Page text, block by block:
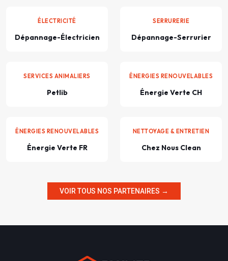
ÉLECTRICITÉ
Dépannage-Électricien
SERRURERIE
Dépannage-Serrurier
SERVICES ANIMALIERS
Petlib
ÉNERGIES RENOUVELABLES
Énergie Verte CH
ÉNERGIES RENOUVELABLES
Énergie Verte FR
NETTOYAGE & ENTRETIEN
Chez Nous Clean
VOIR TOUS NOS PARTENAIRES →